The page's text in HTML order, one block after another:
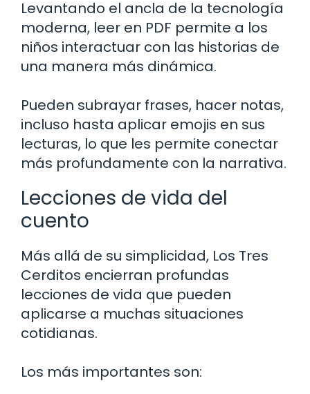
Levantando el ancla de la tecnología
moderna, leer en PDF permite a los
niños interactuar con las historias de
una manera más dinámica.
Pueden subrayar frases, hacer notas,
incluso hasta aplicar emojis en sus
lecturas, lo que les permite conectar
más profundamente con la narrativa.
Lecciones de vida del
cuento
Más allá de su simplicidad, Los Tres
Cerditos encierran profundas
lecciones de vida que pueden
aplicarse a muchas situaciones
cotidianas.
Los más importantes son: